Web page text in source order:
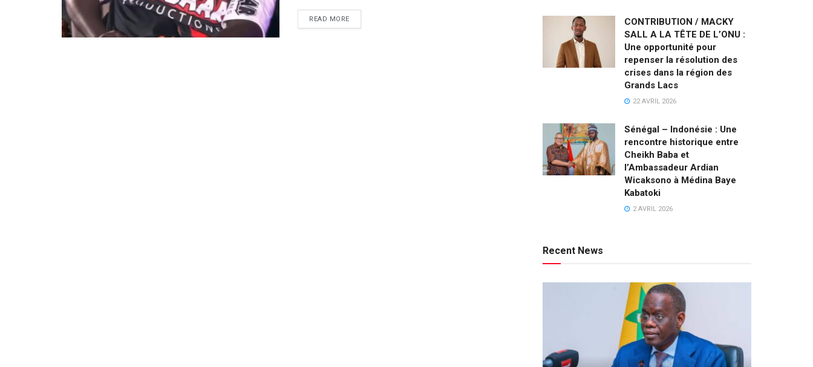
READ MORE
CONTRIBUTION / MACKY
SALL A LA TÊTE DE L’ONU :
Une opportunité pour
repenser la résolution des
crises dans la région des
Grands Lacs
22 AVRIL 2026
Sénégal – Indonésie : Une
rencontre historique entre
Cheikh Baba et
l’Ambassadeur Ardian
Wicaksono à Médina Baye
Kabatoki
2 AVRIL 2026
Recent News